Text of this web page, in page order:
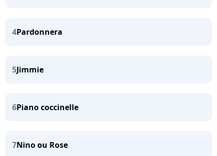
4Pardonnera
5Jimmie
6Piano coccinelle
7Nino ou Rose